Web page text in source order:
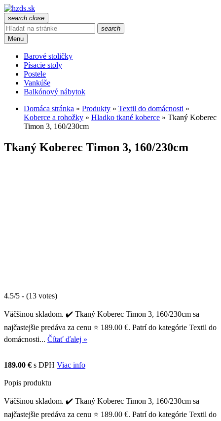
search close
search
Menu
Barové stoličky
Písacie stoly
Postele
Vankúše
Balkónový nábytok
Domáca stránka » Produkty » Textil do domácnosti »
Koberce a rohožky » Hladko tkané koberce » Tkaný Koberec
Timon 3, 160/230cm
Tkaný Koberec Timon 3, 160/230cm
4.5/5 - (13 votes)
Väčšinou skladom. ✔️ Tkaný Koberec Timon 3, 160/230cm sa
najčastejšie predáva za cenu ⭐ 189.00 €. Patrí do kategórie Textil do
domácnosti... Čítať ďalej »
189.00 € s DPH Viac info
Popis produktu
Väčšinou skladom. ✔️ Tkaný Koberec Timon 3, 160/230cm sa
najčastejšie predáva za cenu ⭐ 189.00 €. Patrí do kategórie Textil do